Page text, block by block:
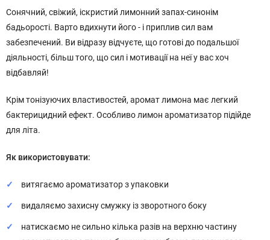
Сонячний, свіжий, іскристий лимонний запах-синонім
бадьорості. Варто вдихнути його - і приплив сил вам
забезпечений. Ви відразу відчуєте, що готові до подальшої
діяльності, більш того, що сил і мотивації на неї у вас хоч
відбавляй!
Крім тонізуючих властивостей, аромат лимона має легкий
бактерицидний ефект. Особливо лимон ароматизатор підійде
для літа.
Як використовувати:
витягаємо ароматизатор з упаковки
видаляємо захисну смужку із зворотного боку
натискаємо не сильно кілька разів на верхню частину